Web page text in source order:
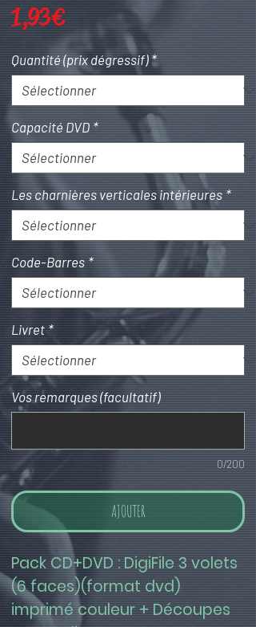
1,93 €Prix
Quantité (prix dégressif) *
Capacité DVD *
Les charnières verticales intérieures *
Code-Barres *
Livret *
Vos remarques (facultatif)
0/200
AJOUTER
Pack CD+DVD : DigiFile 3 volets
(6 faces)(format dvd)
imprimé couleur + Découpes